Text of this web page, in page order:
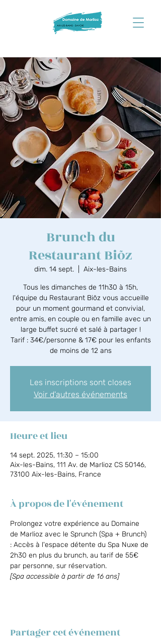
Brunch du
Restaurant Biõz
dim. 14 sept. Aix-les-Bains
Tous les dimanches de 11h30 à 15h,
l'équipe du Restaurant Biõz vous accueille
pour un moment gourmand et convivial,
entre amis, en couple ou en famille avec un
large buffet sucré et salé à partager !
Tarif : 34€/personne & 17€ pour les enfants
de moins de 12 ans
Les inscriptions sont closes
Voir d'autres événements
Heure et lieu
14 sept. 2025, 11:30 – 15:00
Aix-les-Bains, 111 Av. de Marlioz CS 50146,
73100 Aix-les-Bains, France
À propos de l'événement
Prolongez votre expérience au Domaine
de Marlioz avec le Sprunch (Spa + Brunch)
: Accès à l'espace détente du Spa Nuxe de
2h30 en plus du brunch, au tarif de 55€
par personne, sur réservation.
[Spa accessible à partir de 16 ans]
Partager cet événement